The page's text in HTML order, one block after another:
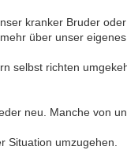
kranker Bruder
über unser
selbst richten
neu. Manche von
Situation umzugehen.